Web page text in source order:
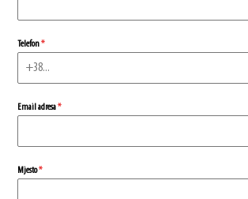
Telefon*
Email adresa*
Mjesto*